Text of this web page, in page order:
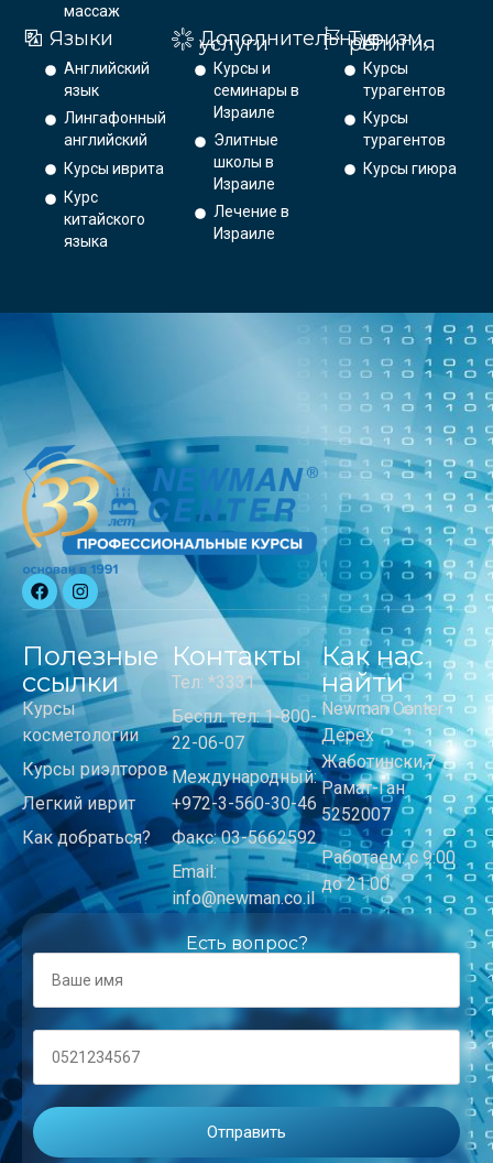
массаж
Языки
Английский
язык
Лингафонный
английский
Курсы иврита
Курс
китайского
языка
Дополнительные
услуги
Курсы и
семинары в
Израиле
Элитные
школы в
Израиле
Лечение в
Израиле
Туризм,
религия
Курсы
турагентов
Курсы
турагентов
Курсы гиюра
Полезные
ссылки
Курсы
косметологии
Курсы риэлторов
Легкий иврит
Как добраться?
Контакты
Тел: *3331
Беспл. тел: 1-800-
22-06-07
Международный:
+972-3-560-30-46
Факс: 03-5662592
Email:
info@newman.co.il
Как нас
найти
Newman Center
Дерех
Жаботински,7
Рамат-Ган
5252007
Работаем: с 9:00
до 21:00
Есть вопрос?